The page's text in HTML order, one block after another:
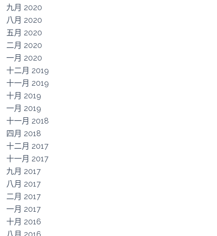
九月 2020
八月 2020
五月 2020
二月 2020
一月 2020
十二月 2019
十一月 2019
十月 2019
一月 2019
十一月 2018
四月 2018
十二月 2017
十一月 2017
九月 2017
八月 2017
二月 2017
一月 2017
十月 2016